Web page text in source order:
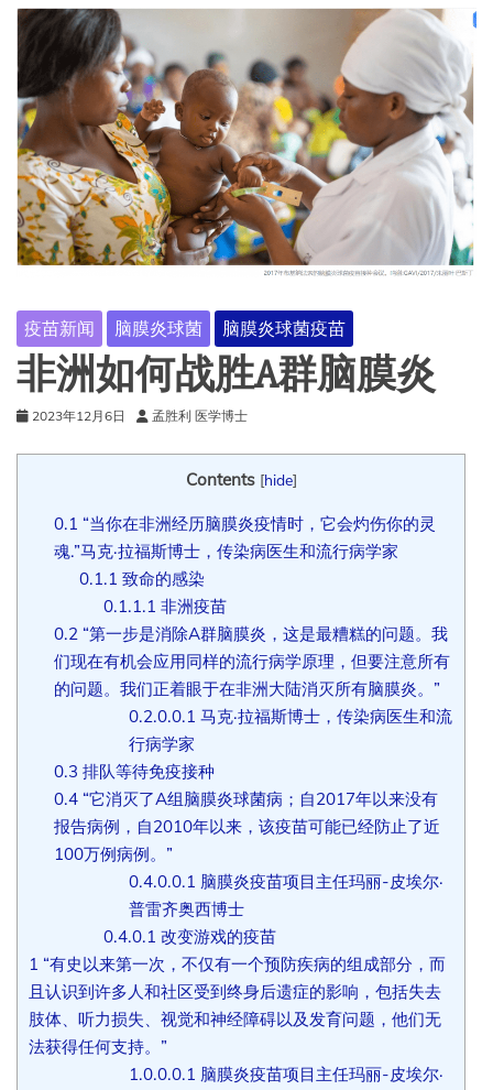
疫苗新闻 脑膜炎球菌 脑膜炎球菌疫苗
非洲如何战胜A群脑膜炎
2023年12月6日 孟胜利 医学博士
Contents [hide]
0.1 “当你在非洲经历脑膜炎疫情时，它会灼伤你的灵
魂.”马克·拉福斯博士，传染病医生和流行病学家
0.1.1 致命的感染
0.1.1.1 非洲疫苗
0.2“第一步是消除A群脑膜炎，这是最糟糕的问题。我
们现在有机会应用同样的流行病学原理，但要注意所有
的问题。我们正着眼于在非洲大陆消灭所有脑膜炎。”
0.2.0.0.1 马克·拉福斯博士，传染病医生和流
行病学家
0.3 排队等待免疫接种
0.4“它消灭了A组脑膜炎球菌病；自2017年以来没有
报告病例，自2010年以来，该疫苗可能已经防止了近
100万例病例。”
0.4.0.0.1 脑膜炎疫苗项目主任玛丽-皮埃尔·
普雷齐奥西博士
0.4.0.1 改变游戏的疫苗
1 “有史以来第一次，不仅有一个预防疾病的组成部分，而
且认识到许多人和社区受到终身后遗症的影响，包括失去
肢体、听力损失、视觉和神经障碍以及发育问题，他们无
法获得任何支持。”
1.0.0.0.1 脑膜炎疫苗项目主任玛丽-皮埃尔·